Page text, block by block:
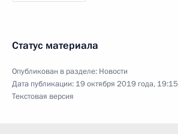
Статус материала
Опубликован в разделе: Новости
Дата публикации: 19 октября 2019 года, 19:15
Текстовая версия